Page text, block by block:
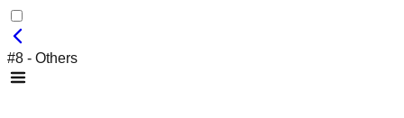
#8 - Others